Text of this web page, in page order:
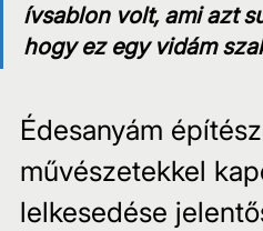
ívsablon volt, ami azt
hogy ez egy vidám
Édesanyám
művészetekkel
lelkesedése